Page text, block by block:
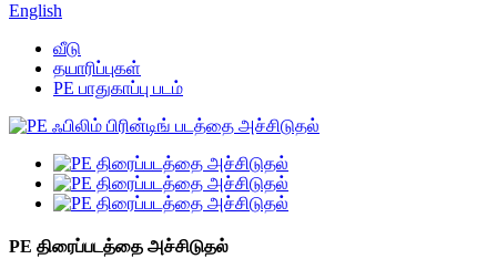
English
வீடு
தயாரிப்புகள்
PE பாதுகாப்பு படம்
PE திரைப்படத்தை அச்சிடுதல்